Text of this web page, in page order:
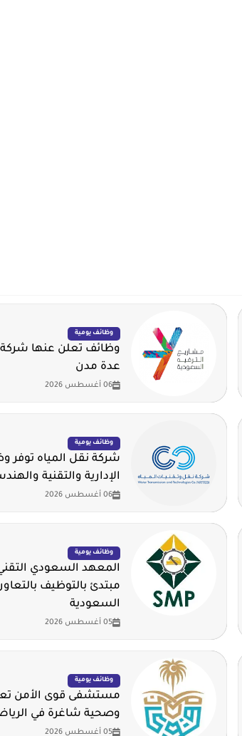
وظائف يومية
وظائف تعلن عنها شركة
عدة مدن
06 أغسطس 2026
وظائف يومية
شركة نقل المياه
الإدارية والتقنية
06 أغسطس 2026
وظائف يومية
المعهد السعودي
مبتدئ بالتوظيف
السعودية
05 أغسطس 2026
وظائف يومية
مستشفى قوى الأمن
وصحية شاغرة في
05 أغسطس 2026